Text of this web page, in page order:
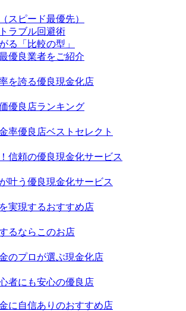
スピード最優先）
ラブル回避術
る「比較の型」
優良業者をご紹介
を誇る優良現金化店
優良店ランキング
率優良店ベストセレクト
信頼の優良現金化サービス
叶う優良現金化サービス
実現するおすすめ店
るならこのお店
のプロが選ぶ現金化店
者にも安心の優良店
に自信ありのおすすめ店